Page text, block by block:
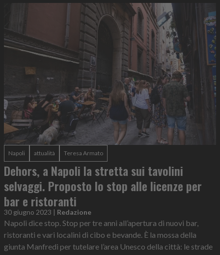
Napoli attualità Teresa Armato
Dehors, a Napoli la stretta sui tavolini
selvaggi. Proposto lo stop alle licenze per
bar e ristoranti
30 giugno 2023 | Redazione
Napoli dice stop. Stop per tre anni all’apertura di nuovi bar,
ristoranti e vari localini di cibo e bevande. È la mossa della
giunta Manfredi per tutelare l’area Unesco della città: le strade